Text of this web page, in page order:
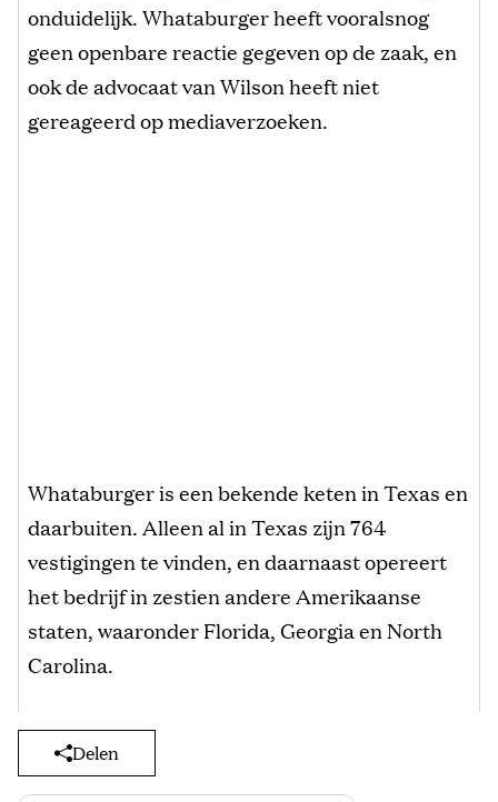
onduidelijk. Whataburger heeft vooralsnog
geen openbare reactie gegeven op de zaak, en
ook de advocaat van Wilson heeft niet
gereageerd op mediaverzoeken.
Whataburger is een bekende keten in Texas en
daarbuiten. Alleen al in Texas zijn 764
vestigingen te vinden, en daarnaast opereert
het bedrijf in zestien andere Amerikaanse
staten, waaronder Florida, Georgia en North
Carolina.
Delen